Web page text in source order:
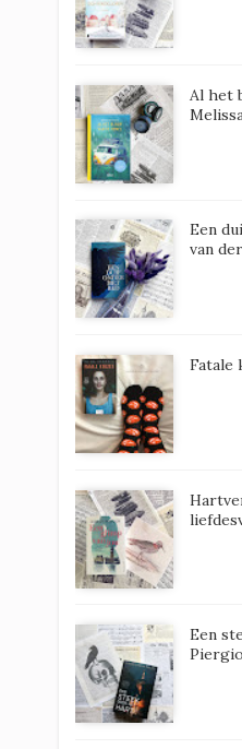
Al het
Een
van
Fatale
Een